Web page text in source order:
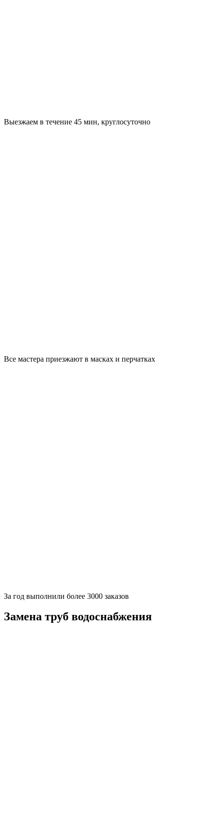
Выезжаем в течение 45 мин, круглосуточно
Все мастера приезжают в масках и перчатках
За год выполнили более 3000 заказов
Замена труб водоснабжения